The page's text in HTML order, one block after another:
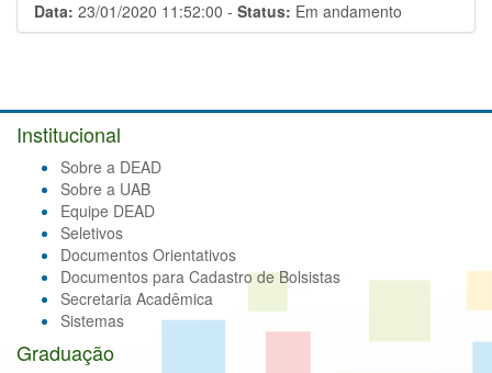
Data: 23/01/2020 11:52:00 - Status: Em andamento
Institucional
Sobre a DEAD
Sobre a UAB
Equipe DEAD
Seletivos
Documentos Orientativos
Documentos para Cadastro de Bolsistas
Secretaria Acadêmica
Sistemas
Graduação